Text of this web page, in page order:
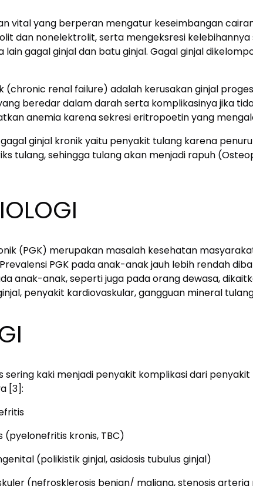
vital yang berperan mengatur keseimbangan
dan nonelektrolit, serta mengeksresi
lain gagal ginjal dan batu ginjal. Gagal ginjal
(chronic renal failure) adalah kerusakan ginjal
beredar dalam darah serta komplikasinya jika
anemia karena sekresi eritropoetin yang
ginjal kronik yaitu penyakit tulang karena
tulang, sehingga tulang akan menjadi rapuh
(PGK) merupakan masalah kesehatan
PGK pada anak-anak jauh lebih rendah
anak-anak, seperti juga pada orang dewasa,
penyakit kardiovaskular, gangguan mineral
sering kaki menjadi penyakit komplikasi dari
[3]:
(pyelonefritis kronis, TBC)
(polikistik ginjal, asidosis tubulus ginjal)
(nefrosklerosis benign/ maligna, stenosis arteria